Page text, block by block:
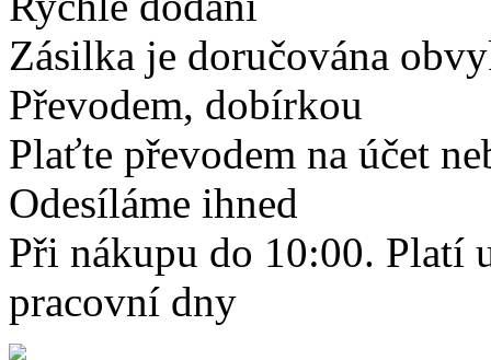
Zásilka je doručována
Převodem, dobírkou
Plaťte převodem na účet
Odesíláme ihned
Při nákupu do 10:00. Platí
pracovní dny